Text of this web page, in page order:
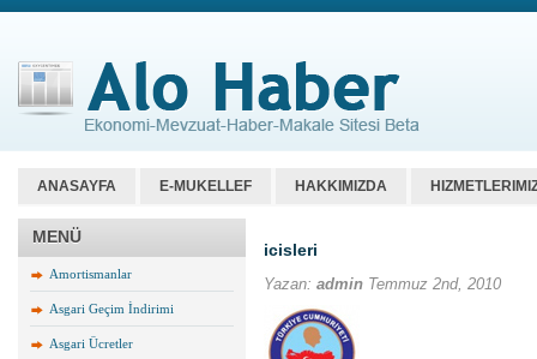
ANASAYFA E-MUKELLEF HAKKIMIZDA
MENÜ
Amortismanlar
Asgari Geçim İndirimi
Asgari Ücretler
icisleri
Yazan: admin Temmuz 2nd, 2010